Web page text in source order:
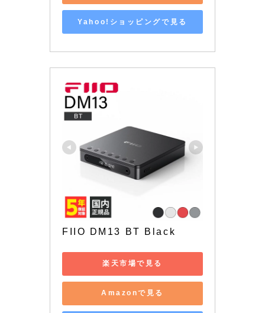
Yahoo!ショッピングで見る
FIIO DM13 BT Black
楽天市場で見る
Amazonで見る